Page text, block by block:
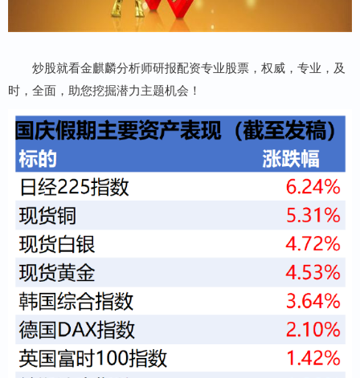
炒股就看金麒麟分析师研报配资专业股票，权威，专业，及
时，全面，助您挖掘潜力主题机会！